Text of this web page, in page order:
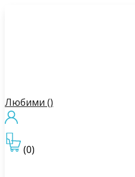
Любими ()
(0)
